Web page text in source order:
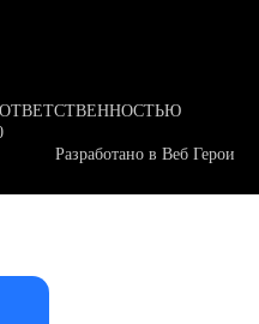
Разработано в Веб Герои